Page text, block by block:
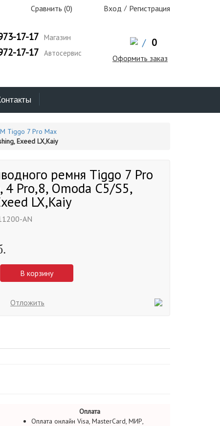
Сравнить (0) Вход / Регистрация
17-17 Магазин
17-17 Автосервис
/ 0
Оформить заказ
Tiggo 7 Pro Max
Exeed LX,Kaiy
ремня Tiggo 7 Pro
4 Pro,8, Omoda C5/S5,
LX,Kaiy
AN
В корзину
Отложить
Оплата
Оплата онлайн Visa, MasterCard, МИР,